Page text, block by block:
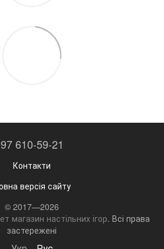
610-59-21
Контакти
версія сайту
© 2017—2026
магазин настільних ігор. Всі права
застережені